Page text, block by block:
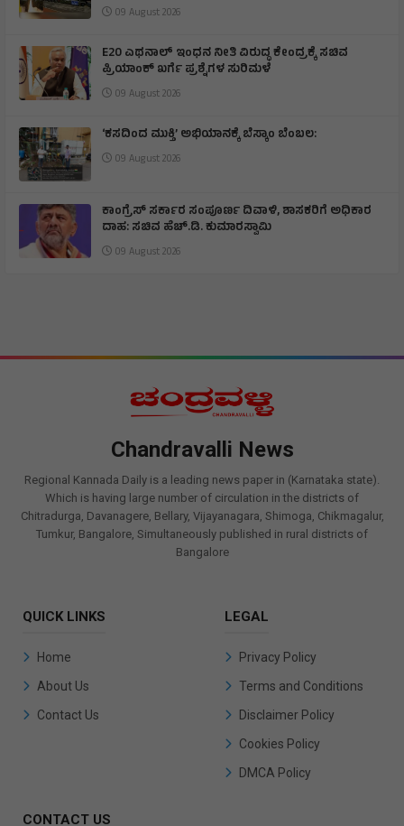
09 August 2026
E20 ಎಥನಾಲ್ ಇಂಧನ ನೀತಿ ವಿರುದ್ಧ ಕೇಂದ್ರಕ್ಕೆ ಸಚಿವ
ಪ್ರಿಯಾಂಕ್ ಖರ್ಗೆ ಪ್ರಶ್ನೆಗಳ ಸುರಿಮಳೆ
09 August 2026
‘ಕಸದಿಂದ ಮುಕ್ತಿ’ ಅಭಿಯಾನಕ್ಕೆ ಬೆಸ್ಕಾಂ ಬೆಂಬಲ:
09 August 2026
ಕಾಂಗ್ರೆಸ್ ಸರ್ಕಾರ ಸಂಪೂರ್ಣ ದಿವಾಳಿ, ಶಾಸಕರಿಗೆ ಅಧಿಕಾರ
ದಾಹ: ಸಚಿವ ಹೆಚ್.ಡಿ. ಕುಮಾರಸ್ವಾಮಿ
09 August 2026
Chandravalli News
Regional Kannada Daily is a leading news paper in (Karnataka state).
Which is having large number of circulation in the districts of
Chitradurga, Davanagere, Bellary, Vijayanagara, Shimoga, Chikmagalur,
Tumkur, Bangalore, Simultaneously published in rural districts of
Bangalore
QUICK LINKS
Home
About Us
Contact Us
LEGAL
Privacy Policy
Terms and Conditions
Disclaimer Policy
Cookies Policy
DMCA Policy
CONTACT US